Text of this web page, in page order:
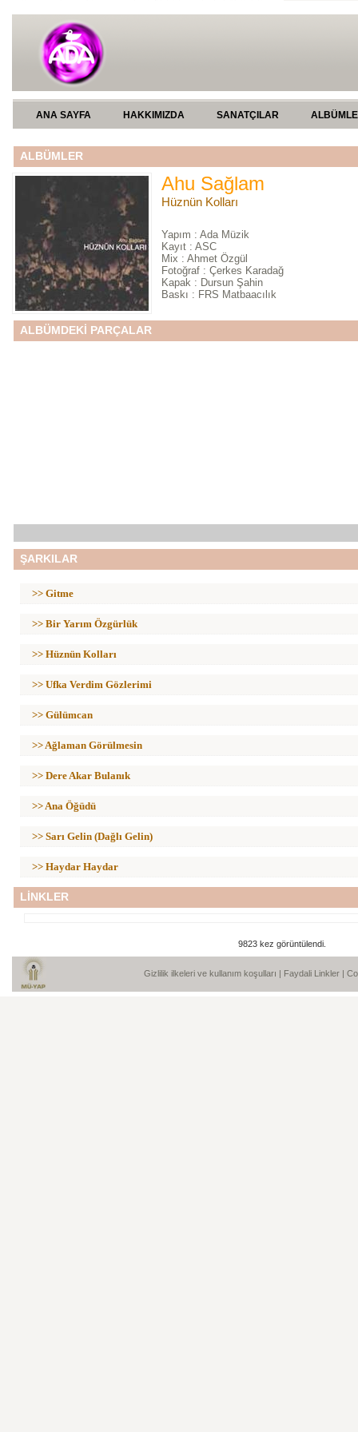
ANA SAYFA HAKKIMIZDA SANATÇILAR
ALBÜMLER
Ahu Sağlam
Hüznün Kolları
Yapım : Ada Müzik
Kayıt : ASC
Mix : Ahmet Özgül
Fotoğraf : Çerkes Karadağ
Kapak : Dursun Şahin
Baskı : FRS Matbaacılık
ALBÜMDEKİ PARÇALAR
ŞARKILAR
>> Gitme
>> Bir Yarım Özgürlük
>> Hüznün Kolları
>> Ufka Verdim Gözlerimi
>> Gülümcan
>> Ağlaman Görülmesin
>> Dere Akar Bulanık
>> Ana Öğüdü
>> Sarı Gelin (Dağlı Gelin)
>> Haydar Haydar
LİNKLER
9823 kez görüntülendi.
Gizlilik ilkeleri ve kullanım koşulları | Faydali Linkler |